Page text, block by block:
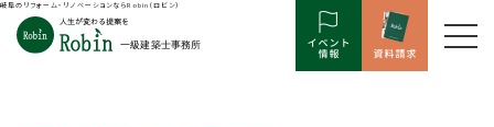
岐阜のリフォーム・リノベーションならRobin（ロビン）